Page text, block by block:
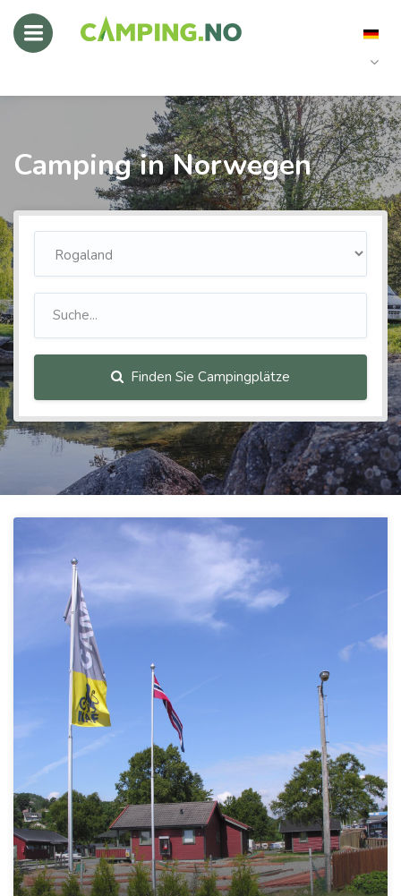
Camping in Norwegen
Finden Sie Campingplätze